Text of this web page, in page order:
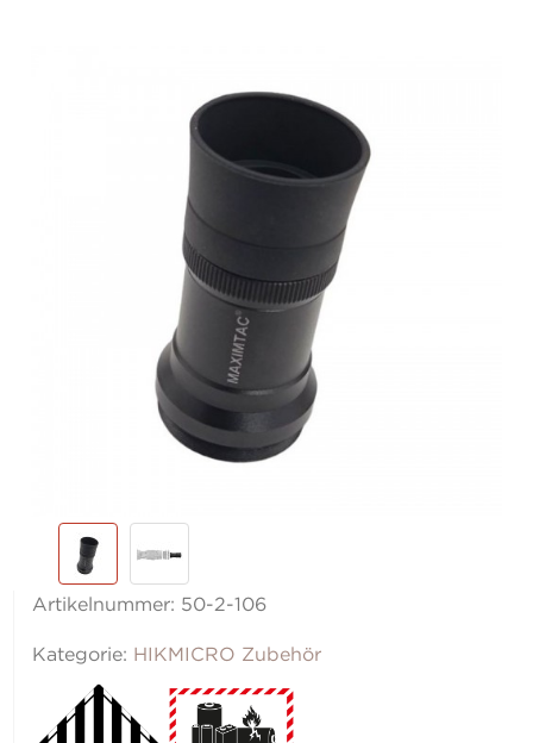
Artikelnummer: 50-2-106
Kategorie: HIKMICRO Zubehör